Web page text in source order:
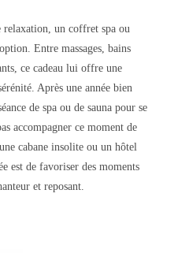
relaxation, un coffret spa ou
Entre massages, bains
ce cadeau lui offre une
Après une année bien
de spa ou de sauna pour se
accompagner ce moment de
cabane insolite ou un hôtel
est de favoriser des moments
et reposant.